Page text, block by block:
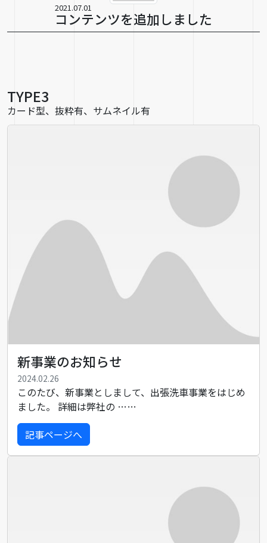
2021.07.01
コンテンツを追加しました
TYPE3
カード型、抜粋有、サムネイル有
新事業のお知らせ
2024.02.26
このたび、新事業としまして、出張洗車事業をはじめ
ました。 詳細は弊社の ……
記事ページへ